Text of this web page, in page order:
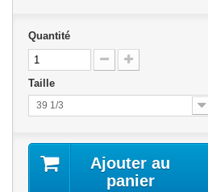
Quantité
Taille
39 1/3
Ajouter au
panier